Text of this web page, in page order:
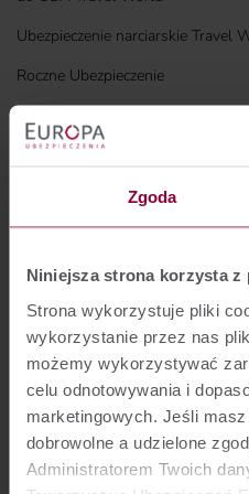
Zgoda
Niniejsza strona korzysta z
Strona wykorzystuje pliki
wykorzystanie przez nas
możemy wykorzystywać
celu odnotowywania i
marketingowych. Jeśli
dobrowolne a udzielone
Administratorem Twoich
Ubezpieczenie narciarskie Travel
Roczne Ubezpieczenie
Ubezpieczenie Aktywni w sporcie
Ubezpieczenie NNW Szkolne
Ubezpieczenie NNW w Polsce
Ubezpieczenie Koszty Rezygnacji
DLA PARTNERÓW
Bancassurance
Affinity
Biura podróży